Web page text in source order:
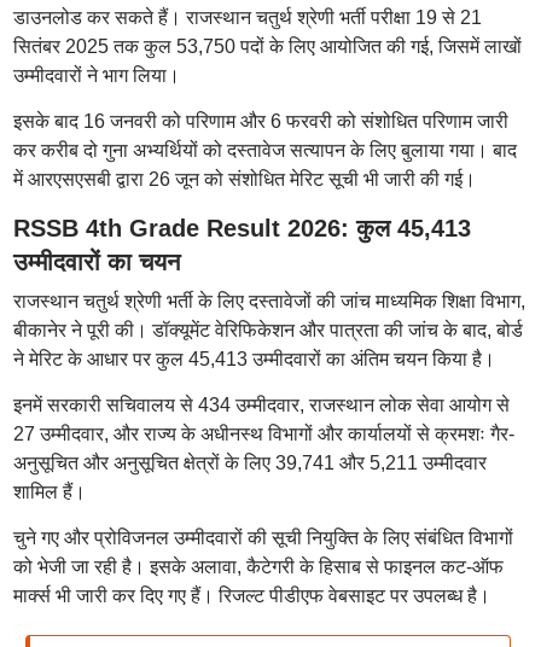
डाउनलोड कर सकते हैं। राजस्थान चतुर्थ श्रेणी भर्ती परीक्षा 19 से 21
सितंबर 2025 तक कुल 53,750 पदों के लिए आयोजित की गई, जिसमें लाखों
उम्मीदवारों ने भाग लिया।
इसके बाद 16 जनवरी को परिणाम और 6 फरवरी को संशोधित परिणाम जारी
कर करीब दो गुना अभ्यर्थियों को दस्तावेज सत्यापन के लिए बुलाया गया। बाद
में आरएसएसबी द्वारा 26 जून को संशोधित मेरिट सूची भी जारी की गई।
RSSB 4th Grade Result 2026: कुल 45,413
उम्मीदवारों का चयन
राजस्थान चतुर्थ श्रेणी भर्ती के लिए दस्तावेजों की जांच माध्यमिक शिक्षा विभाग,
बीकानेर ने पूरी की। डॉक्यूमेंट वेरिफिकेशन और पात्रता की जांच के बाद, बोर्ड
ने मेरिट के आधार पर कुल 45,413 उम्मीदवारों का अंतिम चयन किया है।
इनमें सरकारी सचिवालय से 434 उम्मीदवार, राजस्थान लोक सेवा आयोग से
27 उम्मीदवार, और राज्य के अधीनस्थ विभागों और कार्यालयों से क्रमशः गैर-
अनुसूचित और अनुसूचित क्षेत्रों के लिए 39,741 और 5,211 उम्मीदवार
शामिल हैं।
चुने गए और प्रोविजनल उम्मीदवारों की सूची नियुक्ति के लिए संबंधित विभागों
को भेजी जा रही है। इसके अलावा, कैटेगरी के हिसाब से फाइनल कट-ऑफ
मार्क्स भी जारी कर दिए गए हैं। रिजल्ट पीडीएफ वेबसाइट पर उपलब्ध है।